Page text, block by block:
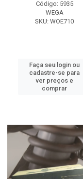
Código: 5935
WEGA
SKU: WOE710
Faça seu login ou
cadastre-se para
ver preços e
comprar